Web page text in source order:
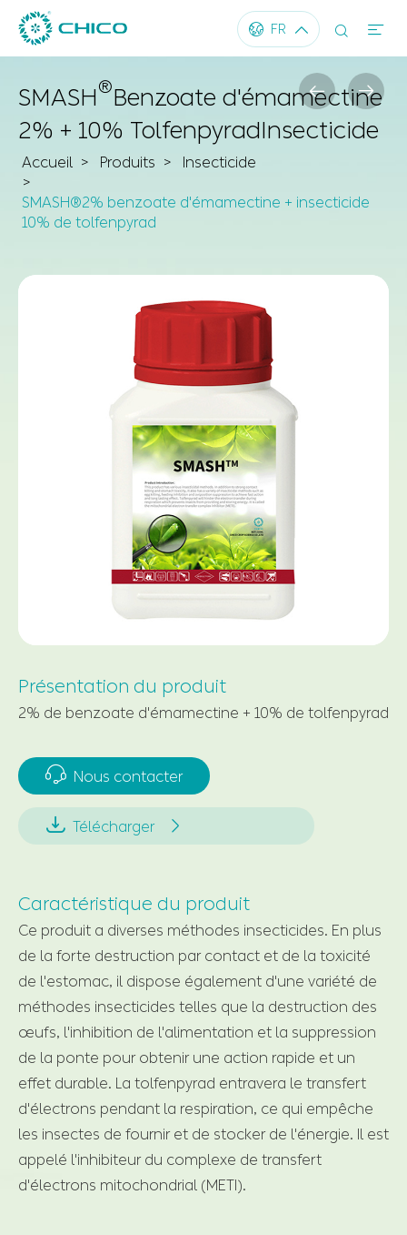
 FR   
SMASH®Benzoate d'émamectine
2% + 10% TolfenpyradInsecticide
Accueil Produits Insecticide
SMASH®2% benzoate d'émamectine + insecticide
10% de tolfenpyrad
 
Présentation du produit
2% de benzoate d'émamectine + 10% de tolfenpyrad
 Nous contacter
 Télécharger 
Caractéristique du produit
Ce produit a diverses méthodes insecticides. En plus
de la forte destruction par contact et de la toxicité
de l'estomac, il dispose également d'une variété de
méthodes insecticides telles que la destruction des
œufs, l'inhibition de l'alimentation et la suppression
de la ponte pour obtenir une action rapide et un
effet durable. La tolfenpyrad entravera le transfert
d'électrons pendant la respiration, ce qui empêche
les insectes de fournir et de stocker de l'énergie. Il est
appelé l'inhibiteur du complexe de transfert
d'électrons mitochondrial (METI).